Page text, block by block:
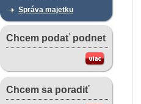
Správa majetku
Chcem podať podnet
Chcem sa poradiť